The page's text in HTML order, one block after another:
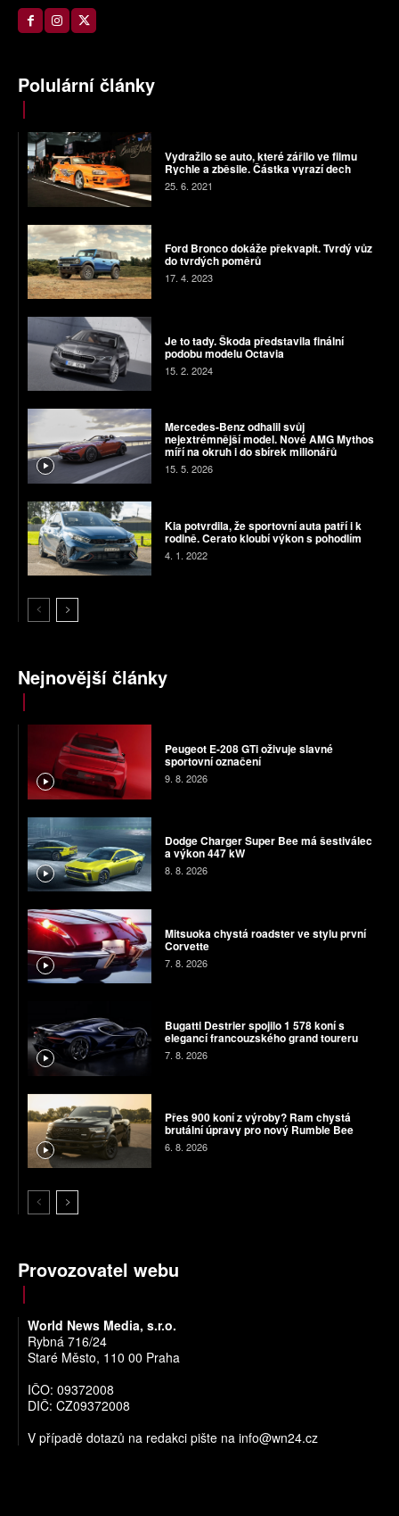
Polulární články
Vydražilo se auto, které zářilo ve filmu
Rychle a zběsile. Částka vyrazí dech
25. 6. 2021
Ford Bronco dokáže překvapit. Tvrdý vůz
do tvrdých poměrů
17. 4. 2023
Je to tady. Škoda představila finální
podobu modelu Octavia
15. 2. 2024
Mercedes-Benz odhalil svůj
nejextrémnější model. Nové AMG Mythos
míří na okruh i do sbírek milionářů
15. 5. 2026
Kia potvrdila, že sportovní auta patří i k
rodině. Cerato kloubí výkon s pohodlím
4. 1. 2022
Nejnovější články
Peugeot E-208 GTi oživuje slavné
sportovní označení
9. 8. 2026
Dodge Charger Super Bee má šestiválec
a výkon 447 kW
8. 8. 2026
Mitsuoka chystá roadster ve stylu první
Corvette
7. 8. 2026
Bugatti Destrier spojilo 1 578 koní s
elegancí francouzského grand toureru
7. 8. 2026
Přes 900 koní z výroby? Ram chystá
brutální úpravy pro nový Rumble Bee
6. 8. 2026
Provozovatel webu
World News Media, s.r.o.
Rybná 716/24
Staré Město, 110 00 Praha
IČO: 09372008
DIČ: CZ09372008
V případě dotazů na redakci pište na info@wn24.cz